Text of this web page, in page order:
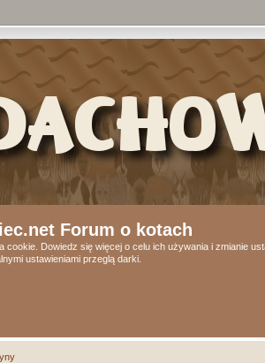
Forum o kotach
cookie. Dowiedz się więcej o celu ich używania i zmianie
ustawieniami przeglą darki.